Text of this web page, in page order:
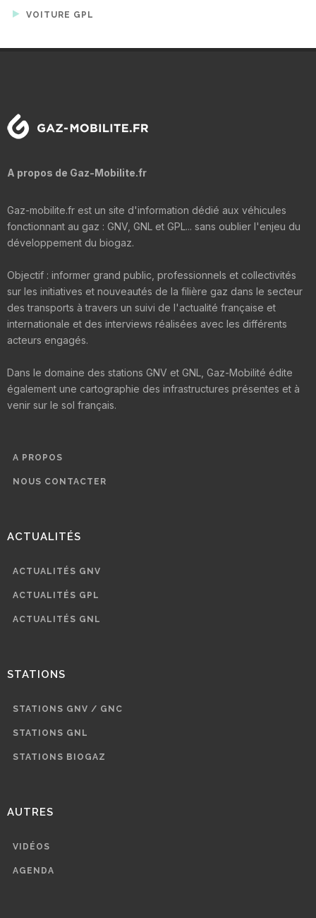
VOITURE GPL
A propos de Gaz-Mobilite.fr
Gaz-mobilite.fr est un site d'information dédié aux véhicules
fonctionnant au gaz : GNV, GNL et GPL... sans oublier l'enjeu du
développement du biogaz.
Objectif : informer grand public, professionnels et collectivités
sur les initiatives et nouveautés de la filière gaz dans le secteur
des transports à travers un suivi de l'actualité française et
internationale et des interviews réalisées avec les différents
acteurs engagés.
Dans le domaine des stations GNV et GNL, Gaz-Mobilité édite
également une cartographie des infrastructures présentes et à
venir sur le sol français.
A PROPOS
NOUS CONTACTER
ACTUALITÉS
ACTUALITÉS GNV
ACTUALITÉS GPL
ACTUALITÉS GNL
STATIONS
STATIONS GNV / GNC
STATIONS GNL
STATIONS BIOGAZ
AUTRES
VIDÉOS
AGENDA